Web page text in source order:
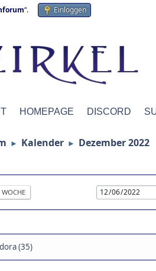
“. Einloggen
HOMEPAGE DISCORD
► Kalender ► Dezember 2022
WOCHE
(35)